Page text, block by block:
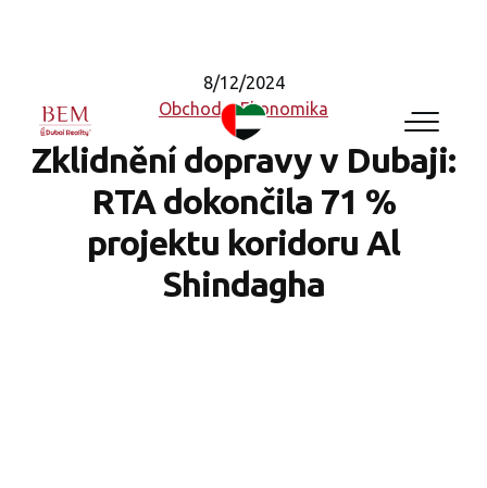
Obchod a Ekonomika
8/12/2024
Zklidnění dopravy v Dubaji:
RTA dokončila 71 %
projektu koridoru Al
Shindagha